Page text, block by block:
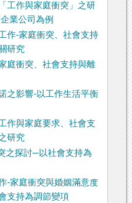
工作與家庭衝突」之研
業公司為例
作-家庭衝突、社會支持
研究
庭衝突、社會支持與離
之影響-以工作生活平衡
作與家庭要求、社會支
研究
之探討─以社會支持為
-家庭衝突與婚姻滿意度
支持為調節變項